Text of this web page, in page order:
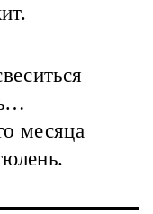
месяца